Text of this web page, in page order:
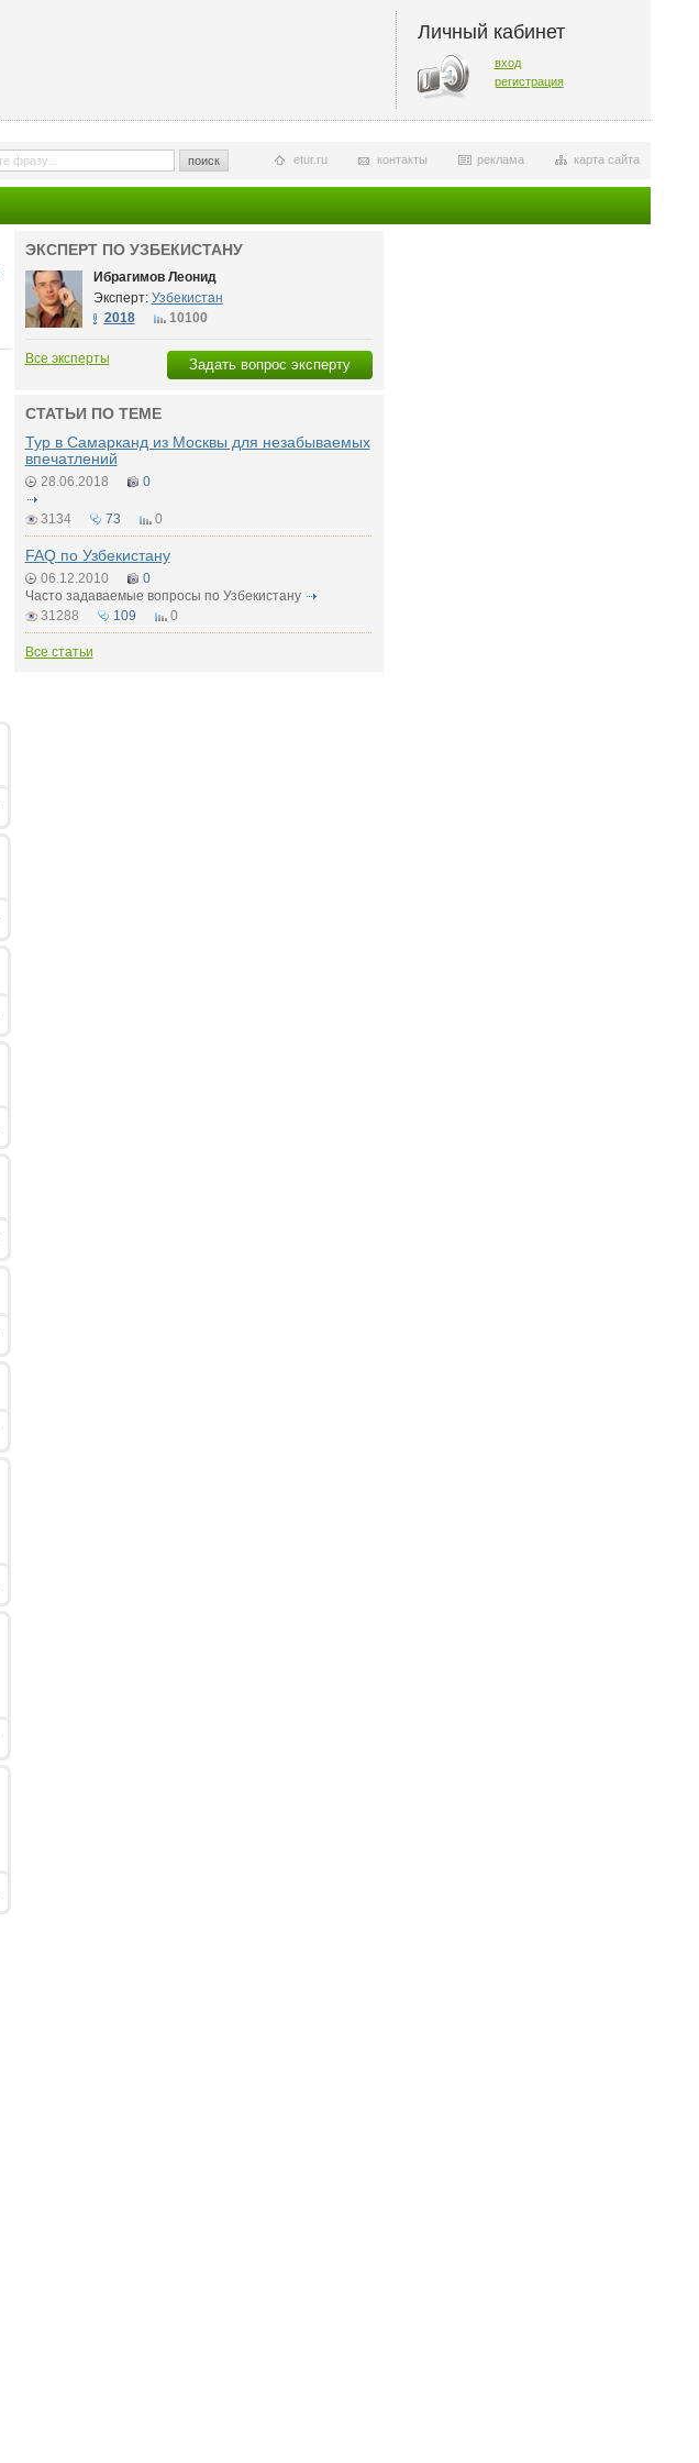
Личный кабинет
вход
регистрация
поиск карта сайта
реклама
контакты
etur.ru
ЭКСПЕРТ ПО УЗБЕКИСТАНУ
Ибрагимов Леонид
Эксперт: Узбекистан
2018
10100
Задать вопрос эксперту
Все эксперты
СТАТЬИ ПО ТЕМЕ
Тур в Самарканд из Москвы для незабываемых
впечатлений
28.06.2018 0
3134 73 0
FAQ по Узбекистану
06.12.2010
0
Часто задаваемые вопросы по Узбекистану
31288
109 0
Все статьи